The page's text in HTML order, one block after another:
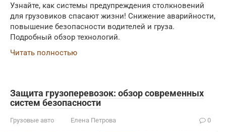
Узнайте, как системы предупреждения столкновений
для грузовиков спасают жизни! Снижение аварийности,
повышение безопасности водителей и груза.
Подробный обзор технологий.
Читать полностью
Защита грузоперевозок: обзор современных
систем безопасности
Грузовые авто Елена Петрова 0